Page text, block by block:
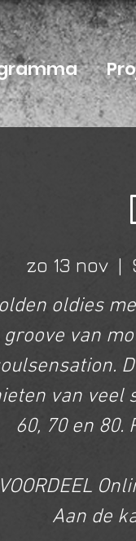
zo 13 nov
  |
oldies
groove van
van veel
60, 70 en 80.
VOORDEEL